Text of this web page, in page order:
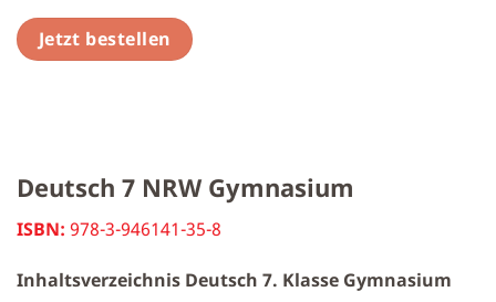
Jetzt bestellen
Deutsch 7 NRW Gymnasium
ISBN: 978-3-946141-35-8
Inhaltsverzeichnis Deutsch 7. Klasse Gymnasium